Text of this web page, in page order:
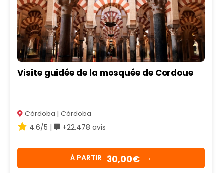
Visite guidée de la mosquée de Cordoue
Córdoba | Córdoba
4.6/5 |
+22.478 avis
Á PARTIR 30,00€ →